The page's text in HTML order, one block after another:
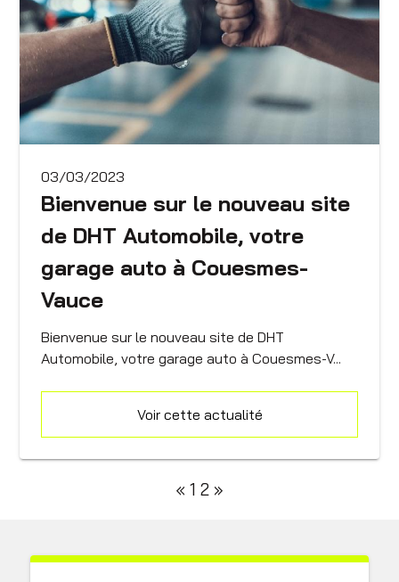
03/03/2023
Bienvenue sur le nouveau site
de DHT Automobile, votre
garage auto à Couesmes-
Vauce
Bienvenue sur le nouveau site de DHT
Automobile, votre garage auto à Couesmes-V...
Voir cette actualité
« 1 2 »